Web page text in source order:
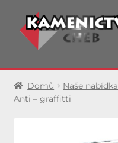
Přeskočit
na
navigaci
Přejít
obsahu
Domů Naše nabídka
Anti – graffitti